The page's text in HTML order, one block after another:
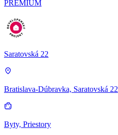
PREMIUM
Saratovská 22
Bratislava-Dúbravka, Saratovská 22
Byty, Priestory